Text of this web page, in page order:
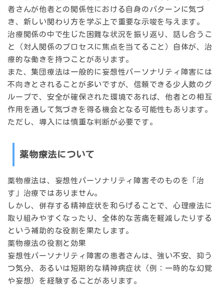
者さんが他者との関係性における自身のパターンに気づ
き、新しい関わり方を学ぶ上で重要な示唆を与えます。
治療関係の中で生じた困難な状況を振り返り、話し合うこ
と（対人関係のプロセスに焦点を当てること）自体が、治
療的な働きを持つことがあります。
また、集団療法は一般的に妄想性パーソナリティ障害には
不向きとされることが多いですが、信頼できる少人数のグ
ループで、安全が確保された環境であれば、他者との相互
作用を通して気づきを得る機会となる可能性もあります。
ただし、導入には慎重な判断が必要です。
薬物療法について
薬物療法は、妄想性パーソナリティ障害そのものを「治
す」治療ではありません。
しかし、 併存する精神症状を和らげることで、心理療法に
取り組みやすくなったり、全体的な苦痛を軽減したりする
という補助的な役割を果たします。
薬物療法の役割と効果
妄想性パーソナリティ障害の患者さんは、強い不安、抑う
つ気分、あるいは短期的な精神病症状（例：一時的な幻覚
や妄想）を経験することがあります。